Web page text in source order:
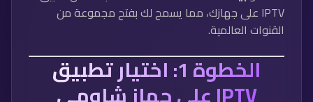
IPTV على جهازك، مما يسمح لك بفتح مجموعة من
القنوات العالمية.
الخطوة 1: اختيار تطبيق